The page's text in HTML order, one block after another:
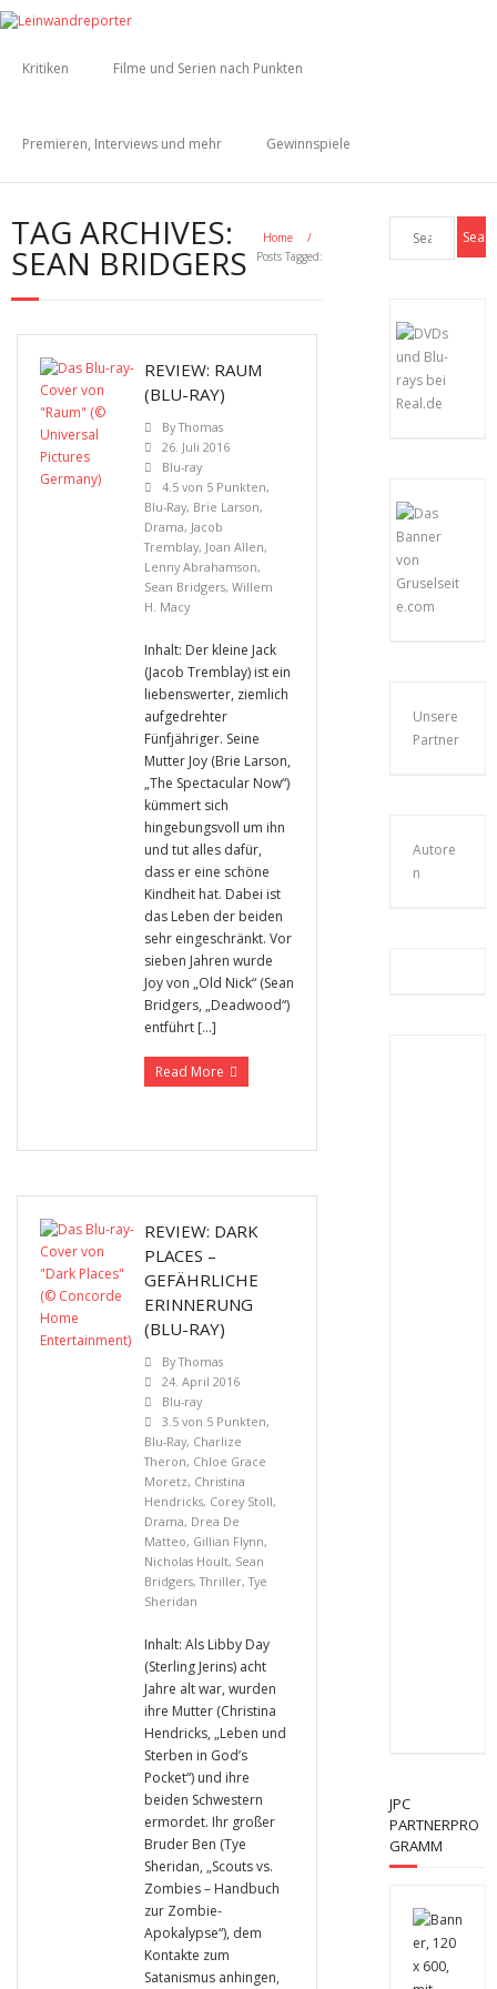
Kritiken Filme und Serien nach Punkten
Premieren, Interviews und mehr Gewinnspiele
TAG ARCHIVES:
SEAN BRIDGERS
Home
/
Posts Tagged:
REVIEW: RAUM
(BLU-RAY)
ByThomas
26. Juli 2016
Blu-ray
4.5 von 5 Punkten,
Blu-Ray, Brie Larson,
Drama, Jacob
Tremblay, Joan Allen,
Lenny Abrahamson,
Sean Bridgers, Willem
H. Macy
Inhalt: Der kleine Jack
(Jacob Tremblay) ist ein
liebenswerter, ziemlich
aufgedrehter
Fünfjähriger. Seine
Mutter Joy (Brie Larson,
„The Spectacular Now“)
kümmert sich
hingebungsvoll um ihn
und tut alles dafür,
dass er eine schöne
Kindheit hat. Dabei ist
das Leben der beiden
sehr eingeschränkt. Vor
sieben Jahren wurde
Joy von „Old Nick“ (Sean
Bridgers, „Deadwood“)
entführt […]
Read More
REVIEW: DARK
PLACES –
GEFÄHRLICHE
ERINNERUNG
(BLU-RAY)
ByThomas
24. April 2016
Blu-ray
3.5 von 5 Punkten,
Blu-Ray, Charlize
Theron, Chloe Grace
Moretz, Christina
Hendricks, Corey Stoll,
Drama, Drea De
Matteo, Gillian Flynn,
Nicholas Hoult, Sean
Bridgers,Thriller,Tye
Sheridan
Inhalt: Als Libby Day
(Sterling Jerins) acht
Jahre alt war, wurden
ihre Mutter (Christina
Hendricks, „Leben und
Sterben in God’s
Pocket“) und ihre
beiden Schwestern
ermordet. Ihr großer
Bruder Ben (Tye
Sheridan, „Scouts vs.
Zombies – Handbuch
zur Zombie-
Apokalypse“), dem
Kontakte zum
Satanismus anhingen,
Unsere
Partner
Autore
n
JPC
PARTNERPRO
GRAMM